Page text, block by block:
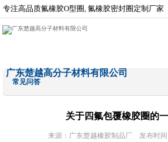
专注高品质氟橡胶O型圈, 氟橡胶密封圈定制厂家
广东楚越高分子材料有限公司
常见问答
关于四氟包覆橡胶圈的
来源：广东楚越橡胶制品厂 发布时